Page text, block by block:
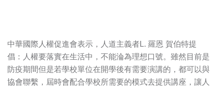
中華國際人權促進會表示，人道主義者L. 羅恩 賀伯特提
倡：人權要落實在生活中，不能淪為理想口號。雖然目前是
防疫期間但是若學校單位在開學後有需要演講的，都可以與
協會聯繫，屆時會配合學校所需要的模式去提供講座，讓人